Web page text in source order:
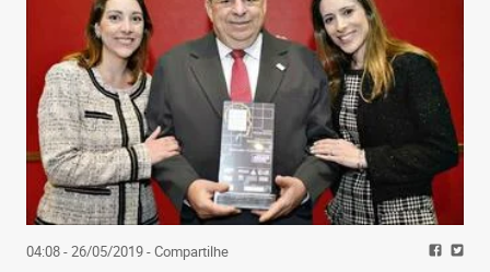
04:08 - 26/05/2019- Compartilhe